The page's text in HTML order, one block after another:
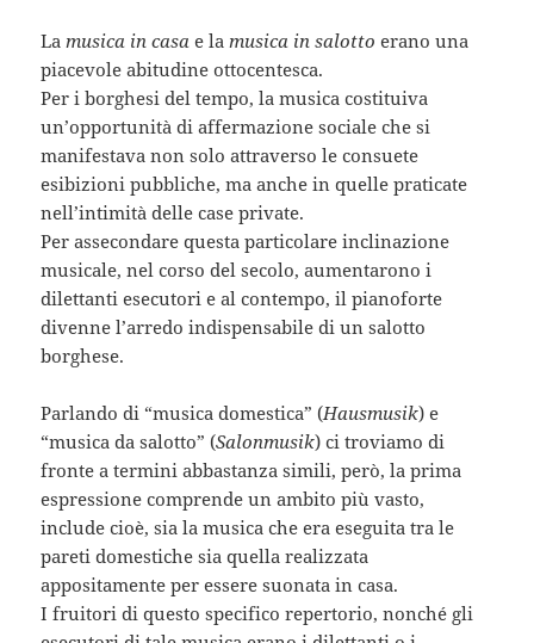
La musica in casa e la musica in salotto erano una
piacevole abitudine ottocentesca.
Per i borghesi del tempo, la musica costituiva
un’opportunità di affermazione sociale che si
manifestava non solo attraverso le consuete
esibizioni pubbliche, ma anche in quelle praticate
nell’intimità delle case private.
Per assecondare questa particolare inclinazione
musicale, nel corso del secolo, aumentarono i
dilettanti esecutori e al contempo, il pianoforte
divenne l’arredo indispensabile di un salotto
borghese.
Parlando di “musica domestica” (Hausmusik) e
“musica da salotto” (Salonmusik) ci troviamo di
fronte a termini abbastanza simili, però, la prima
espressione comprende un ambito più vasto,
include cioè, sia la musica che era eseguita tra le
pareti domestiche sia quella realizzata
appositamente per essere suonata in casa.
I fruitori di questo specifico repertorio, nonché gli